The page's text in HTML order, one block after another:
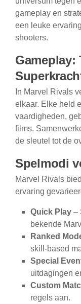
gameplay en
een leuke
shooters.
Gameplay:
In Marvel Rivals
elkaar. Elke held
vaardigheden,
films.
de sleutel tot de
Spelmodi
Marvel Rivals
ervaring
Quick Play –
bekende
Ranked
skill-based
Special
uitdagingen
Custom
regels aan.